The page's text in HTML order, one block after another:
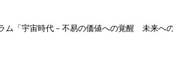
「宇宙時代－不易の価値への覚醒 未来への